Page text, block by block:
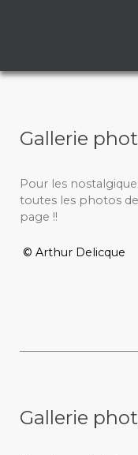
Gallerie
Pour les
toutes les photos
page !!
© Arthur Delicque
Gallerie